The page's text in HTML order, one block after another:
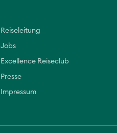
Reiseleitung
Jobs
Excellence Reiseclub
Presse
Impressum